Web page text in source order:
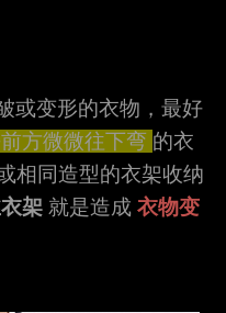
或变形的衣物，最好
方微微往下弯 的衣
相同造型的衣架收纳
架 就是造成 衣物变